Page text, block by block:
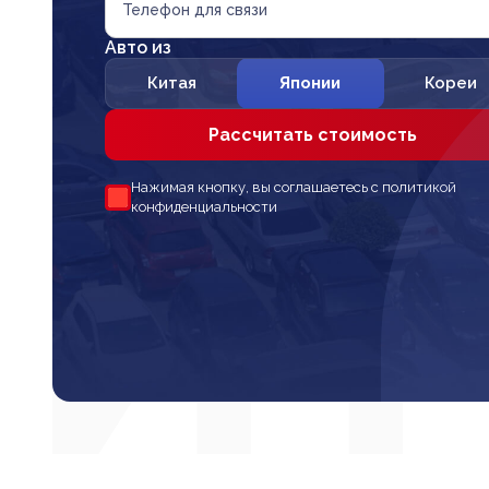
Телефон для связи
Авто из
Китая Японии Кореи
Рассчитать стоимость
Нажимая кнопку, вы соглашаетесь с политикой
конфиденциальности